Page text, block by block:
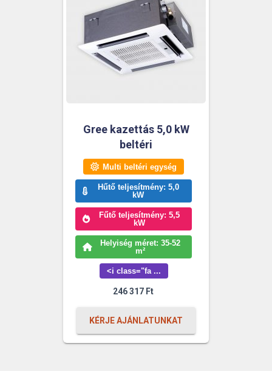
Gree kazettás 5,0 kW
beltéri
Multi beltéri egység
Hűtő teljesítmény: 5,0
kW
Fűtő teljesítmény: 5,5
kW
Helyiség méret: 35-52
m²
<i class="fa ...
246 317 Ft
KÉRJE AJÁNLATUNKAT